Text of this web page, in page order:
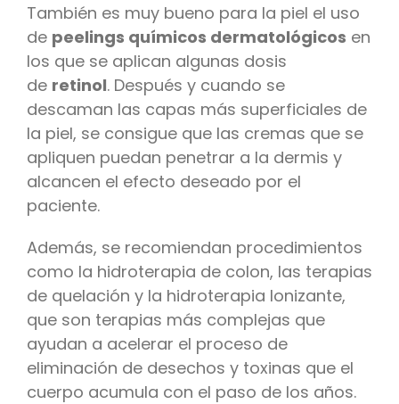
También es muy bueno para la piel el uso
de peelings químicos dermatológicos en
los que se aplican algunas dosis
de retinol. Después y cuando se
descaman las capas más superficiales de
la piel, se consigue que las cremas que se
apliquen puedan penetrar a la dermis y
alcancen el efecto deseado por el
paciente.
Además, se recomiendan procedimientos
como la hidroterapia de colon, las terapias
de quelación y la hidroterapia Ionizante,
que son terapias más complejas que
ayudan a acelerar el proceso de
eliminación de desechos y toxinas que el
cuerpo acumula con el paso de los años.